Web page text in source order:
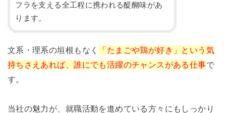
フラを支える全工程に携われる醍醐味があ
ります。
文系・理系の垣根もなく
「たまごや鶏が好き」という気
持ちさえあれば、誰にでも活躍のチャンスがある仕事で
す。
当社の魅力が、就職活動を進めている方々にもしっかり